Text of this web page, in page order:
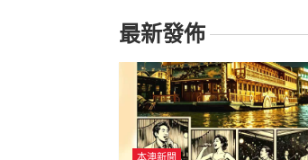
覽
最新發佈